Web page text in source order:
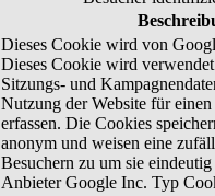
Dieses Cookie wird von
Dieses Cookie wird
Sitzungs- und
Nutzung der Website für
erfassen. Die Cookies
anonym und weisen eine
Besuchern zu um sie
Anbieter Google Inc. Typ